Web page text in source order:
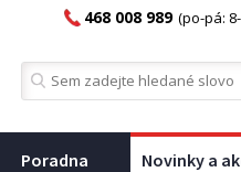
468 008 989 (po-pá:
Poradna Novinky a